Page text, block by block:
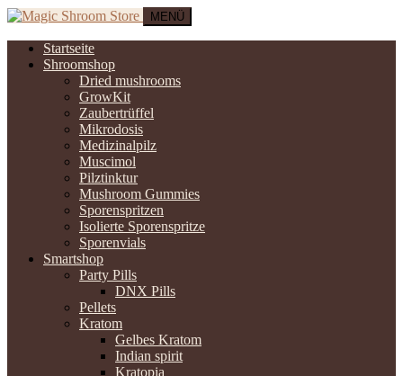
MENÜ
Startseite
Shroomshop
Dried mushrooms
GrowKit
Zaubertrüffel
Mikrodosis
Medizinalpilz
Muscimol
Pilztinktur
Mushroom Gummies
Sporenspritzen
Isolierte Sporenspritze
Sporenvials
Smartshop
Party Pills
DNX Pills
Pellets
Kratom
Gelbes Kratom
Indian spirit
Kratopia